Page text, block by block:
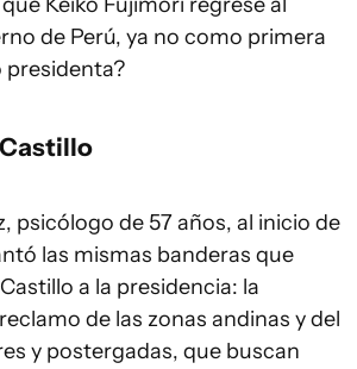
de Perú, ya no como primera
presidenta?
psicólogo de 57 años, al inicio de
las mismas banderas que
a la presidencia: la
de las zonas andinas y del
y postergadas, que buscan